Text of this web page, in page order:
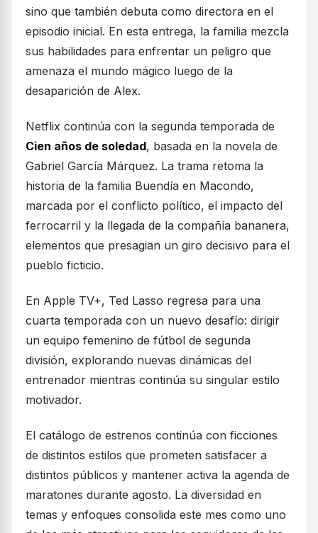
sino que también debuta como directora en el
episodio inicial. En esta entrega, la familia mezcla
sus habilidades para enfrentar un peligro que
amenaza el mundo mágico luego de la
desaparición de Alex.
Netflix continúa con la segunda temporada de
Cien años de soledad, basada en la novela de
Gabriel García Márquez. La trama retoma la
historia de la familia Buendía en Macondo,
marcada por el conflicto político, el impacto del
ferrocarril y la llegada de la compañía bananera,
elementos que presagian un giro decisivo para el
pueblo ficticio.
En Apple TV+, Ted Lasso regresa para una
cuarta temporada con un nuevo desafío: dirigir
un equipo femenino de fútbol de segunda
división, explorando nuevas dinámicas del
entrenador mientras continúa su singular estilo
motivador.
El catálogo de estrenos continúa con ficciones
de distintos estilos que prometen satisfacer a
distintos públicos y mantener activa la agenda de
maratones durante agosto. La diversidad en
temas y enfoques consolida este mes como uno